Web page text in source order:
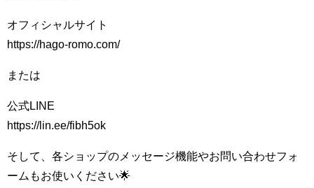
オフィシャルサイト
https://hago-romo.com/
または
公式LINE
https://lin.ee/fibh5ok
そして、各ショップのメッセージ機能やお問い合わせフォ
ームもお使いください🌟